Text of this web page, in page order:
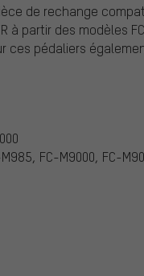
de rechange
à partir des modèles
ces pédaliers
FC-M9000, FC-